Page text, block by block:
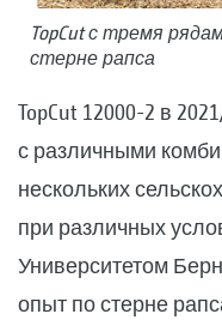
TopCut с тремя
стерне рапса
TopCut 12000-2 в
с различными
нескольких
при различных
Университетом
опыт по стерне